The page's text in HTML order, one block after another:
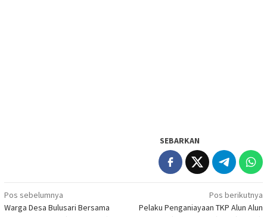
SEBARKAN
Navigasi
Pos sebelumnya
Warga Desa Bulusari Bersama
Pos berikutnya
Pelaku Penganiayaan TKP Alun Alun